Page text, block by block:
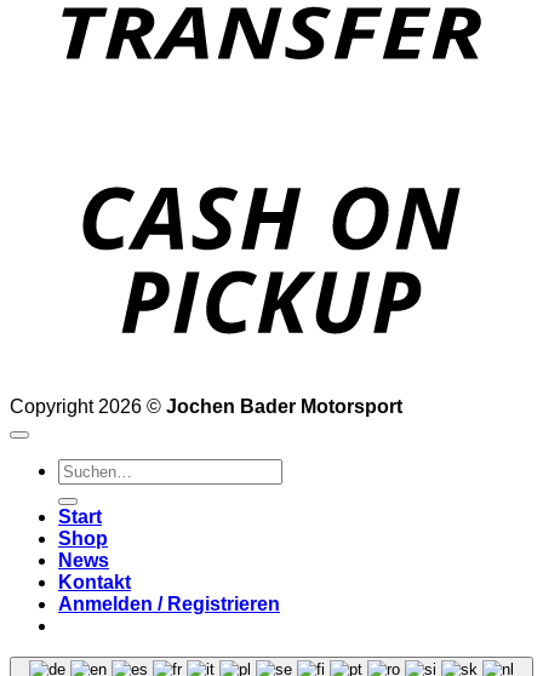
Copyright 2026 © Jochen Bader Motorsport
Suchen
nach:
Start
Shop
News
Kontakt
Anmelden / Registrieren